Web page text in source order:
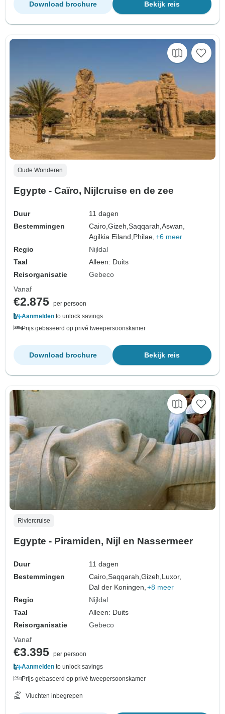
Bekijk reis
Download brochure
Oude Wonderen
Egypte - Caïro, Nijlcruise en de zee
Duur
11 dagen
Bestemmingen
Cairo,Gizeh,Saqqarah,Aswan,
Agilkia Eiland, Philae, +6 meer
Regio
Nijldal
Taal
Alleen: Duits
Reisorganisatie
Gebeco
Vanaf
€2.875 per persoon
Aanmelden to unlock savings
Prijs gebaseerd op privé tweepersoonskamer
Bekijk reis
Download brochure
Riviercruise
Egypte - Piramiden, Nijl en Nassermeer
Duur
11 dagen
Bestemmingen
Cairo,Saqqarah,Gizeh, Luxor,
Dal der Koningen, +8 meer
Regio
Nijldal
Taal
Alleen: Duits
Reisorganisatie
Gebeco
Vanaf
€3.395 per persoon
Aanmelden to unlock savings
Prijs gebaseerd op privé tweepersoonskamer
Vluchten inbegrepen